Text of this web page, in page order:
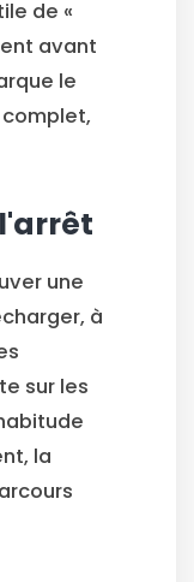
de «
avant
le
une
à
sur les
la